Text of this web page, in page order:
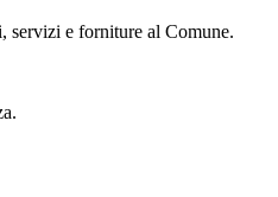
servizi e forniture al Comune.